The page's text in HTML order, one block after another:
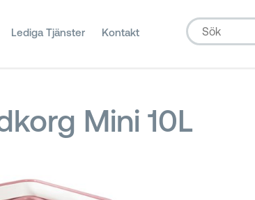
Lediga Tjänster Kontakt
Mini 10L